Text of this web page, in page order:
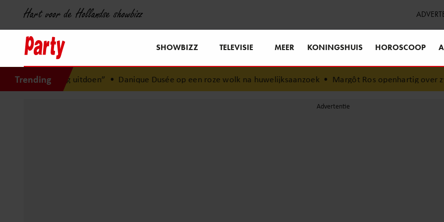
Hart voor de Hollandse showbizz
SHOWBIZZ TELEVISIE MEER KONINGSHUIS HOROSCOOP
Trending
uitdoen”• Danique Dusée op een roze wolk na huwelijksaanzoek•Margôt Ros openhartig over zwaar ongeluk: